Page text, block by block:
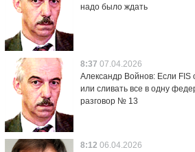
надо было ждать
8:37 07.04.2026
Александр Войнов: Если FIS
или сливать все в одну
разговор № 13
8:12 06.04.2026